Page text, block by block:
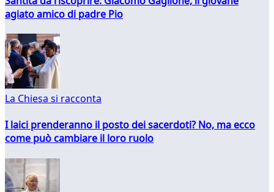
agiato amico di padre Pio
La Chiesa si racconta
I laici prenderanno il posto dei sacerdoti? No, ma ecco
come può cambiare il loro ruolo